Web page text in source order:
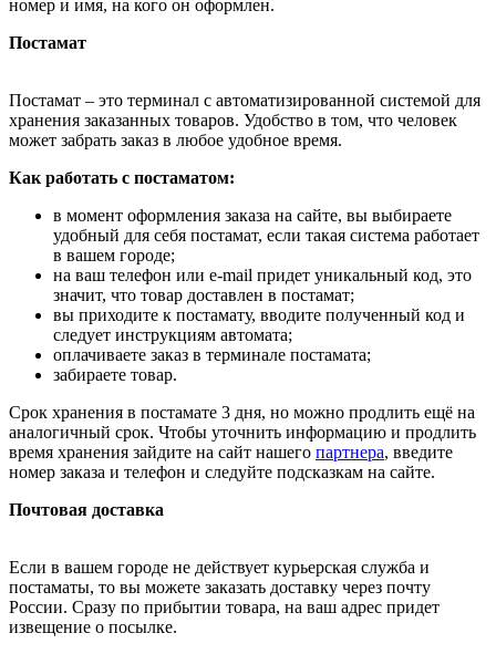
номер и имя, на кого он оформлен.
Постамат
Постамат – это терминал с автоматизированной системой для
хранения заказанных товаров. Удобство в том, что человек
может забрать заказ в любое удобное время.
Как работать с постаматом:
в момент оформления заказа на сайте, вы выбираете
удобный для себя постамат, если такая система работает
в вашем городе;
на ваш телефон или e-mail придет уникальный код, это
значит, что товар доставлен в постамат;
вы приходите к постамату, вводите полученный код и
следует инструкциям автомата;
оплачиваете заказ в терминале постамата;
забираете товар.
Срок хранения в постамате 3 дня, но можно продлить ещё на
аналогичный срок. Чтобы уточнить информацию и продлить
время хранения зайдите на сайт нашего партнера, введите
номер заказа и телефон и следуйте подсказкам на сайте.
Почтовая доставка
Если в вашем городе не действует курьерская служба и
постаматы, то вы можете заказать доставку через почту
России. Сразу по прибытии товара, на ваш адрес придет
извещение о посылке.